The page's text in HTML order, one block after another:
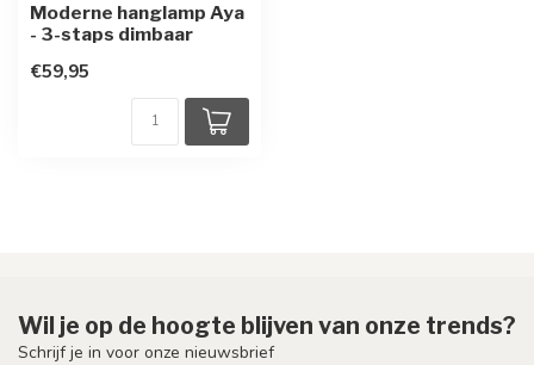
Moderne hanglamp Aya
- 3-staps dimbaar
€59,95
Wil je op de hoogte blijven van onze trends?
Schrijf je in voor onze nieuwsbrief